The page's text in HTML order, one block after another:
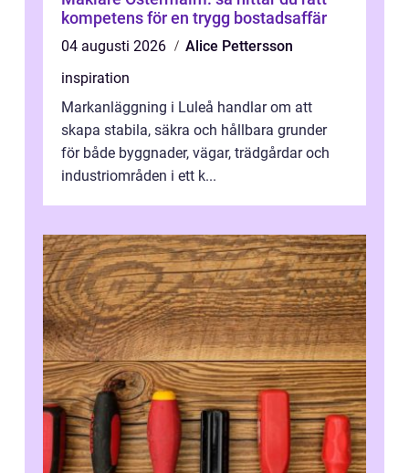
kompetens för en trygg bostadsaffär
04 augusti 2026
Alice Pettersson
inspiration
Markanläggning i Luleå handlar om att
skapa stabila, säkra och hållbara grunder
för både byggnader, vägar, trädgårdar och
industriområden i ett k...